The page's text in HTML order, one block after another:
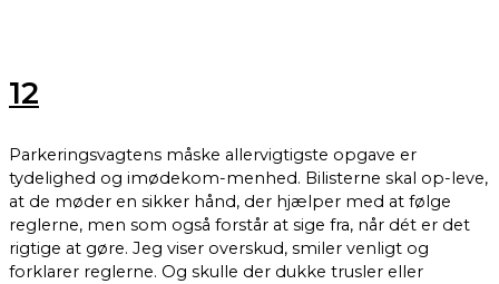
12
Parkeringsvagtens måske allervigtigste opgave er
tydelighed og imødekom-menhed. Bilisterne skal op-leve,
at de møder en sikker hånd, der hjælper med at følge
reglerne, men som også forstår at sige fra, når dét er det
rigtige at gøre. Jeg viser overskud, smiler venligt og
forklarer reglerne. Og skulle der dukke trusler eller